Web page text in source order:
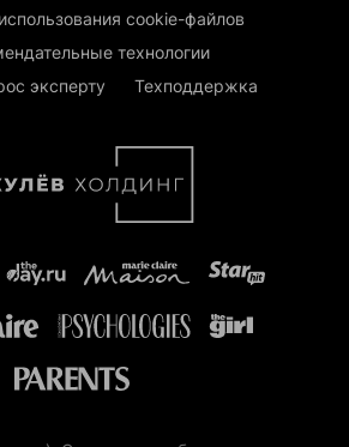
cookie-файлов
технологии
эксперту
Техподдержка